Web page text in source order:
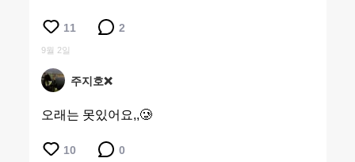
11 2
9월 2일
주지호❌
오래는 못있어요,,🥲
10 0